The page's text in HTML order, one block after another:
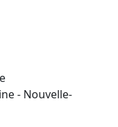
- Nouvelle-